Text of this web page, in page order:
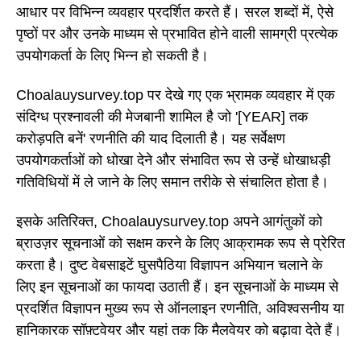
आधार पर विभिन्न व्यवहार प्रदर्शित करते हैं। सरल शब्दों में, ऐसे
पृष्ठों पर और उनके माध्यम से प्रभावित होने वाली सामग्री प्रत्येक
उपयोगकर्ता के लिए भिन्न हो सकती है।
Choalauysurvey.top पर देखे गए एक भ्रामक व्यवहार में एक
संदिग्ध प्रश्नावली की मेजबानी शामिल है जो '[YEAR] तक
करोड़पति बनें' रणनीति की याद दिलाती है। यह सर्वेक्षण
उपयोगकर्ताओं को धोखा देने और संभावित रूप से उन्हें धोखाधड़ी
गतिविधियों में ले जाने के लिए समान तरीके से संचालित होता है।
इसके अतिरिक्त, Choalauysurvey.top अपने आगंतुकों को
ब्राउज़र सूचनाओं को सक्षम करने के लिए आक्रामक रूप से प्रेरित
करता है। दुष्ट वेबसाइटें घुसपैठिया विज्ञापन अभियान चलाने के
लिए इन सूचनाओं का फायदा उठाती हैं। इन सूचनाओं के माध्यम से
प्रदर्शित विज्ञापन मुख्य रूप से ऑनलाइन रणनीति, अविश्वसनीय या
हानिकारक सॉफ़्टवेयर और यहां तक कि मैलवेयर को बढ़ावा देते हैं।